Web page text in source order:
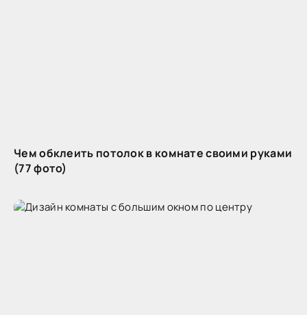
Чем обклеить потолок в комнате своими руками
(77 фото)